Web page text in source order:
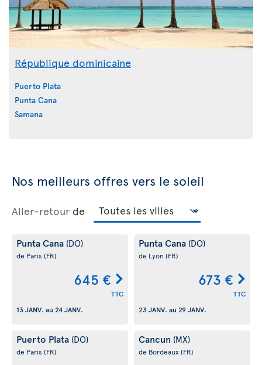
République dominicaine
Puerto Plata
Punta Cana
Samana
Nos meilleurs offres vers le soleil
Aller-retour de
Punta Cana (DO)
de Paris (FR)
645 €
TTC
13 JANV. au 24 JANV.
Punta Cana (DO)
de Lyon (FR)
673 €
TTC
23 JANV. au 29 JANV.
Puerto Plata (DO)
de Paris (FR)
Cancun (MX)
de Bordeaux (FR)